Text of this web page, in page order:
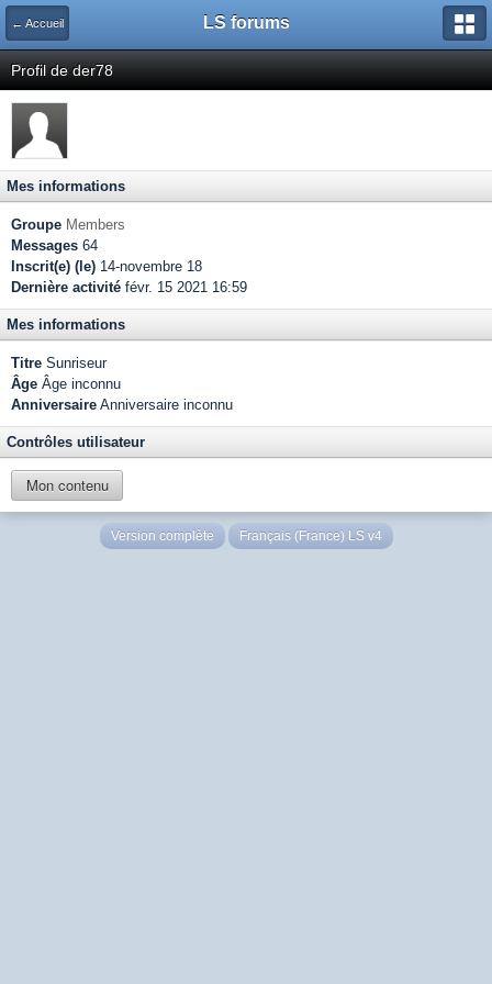
← Accueil LS forums
Profil de der78
Mes informations
Groupe Members
Messages 64
Inscrit(e) (le) 14-novembre 18
Dernière activité févr. 15 2021 16:59
Mes informations
Titre Sunriseur
Âge Âge inconnu
Anniversaire Anniversaire inconnu
Contrôles utilisateur
Mon contenu
Version complète Français (France) LS v4